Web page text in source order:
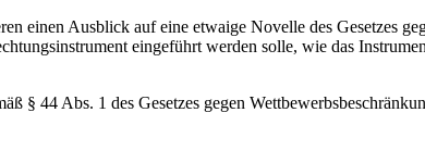
einen Ausblick auf eine etwaige Novelle des Gesetzes
eingeführt werden solle, wie das
§ 44 Abs. 1 des Gesetzes gegen